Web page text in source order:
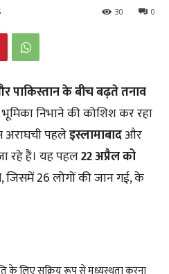
0
30
पाकिस्तान के बीच बढ़ते तनाव
निभाने की कोशिश कर रहा
अराघची पहलेइस्लामाबादऔर
रहे हैं। यह पहल22 अप्रैल को
, जिसमें 26 लोगों की जान गई, के